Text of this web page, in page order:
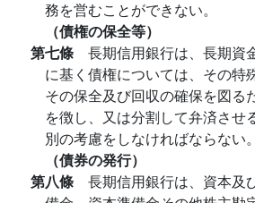
務を営むことができない。
（債権の保全等）
第七條 長期信用銀行は、長期資
に基く債権については、その特
その保全及び回収の確保を図る
を徴し、又は分割して弁済させ
別の考慮をしなければならない。
（債券の発行）
第八條 長期信用銀行は、資本及